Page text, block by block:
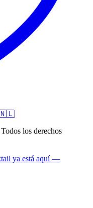
los derechos
ya está aquí —